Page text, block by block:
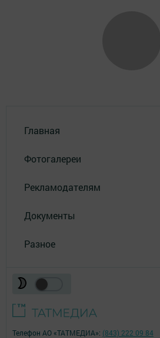
Главная
Фотогалереи
Рекламодателям
Документы
Разное
Телефон АО «ТАТМЕДИА»: (843) 222 09 84